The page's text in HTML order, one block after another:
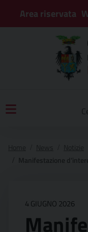
Area riservata
4 GIUGNO 2026